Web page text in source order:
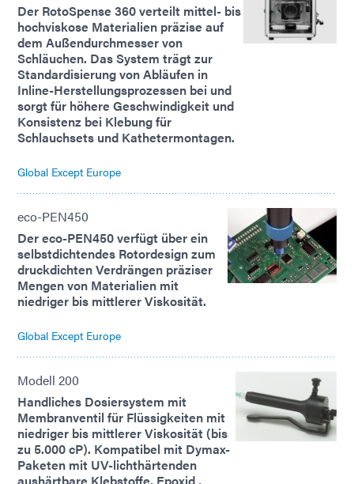
Der RotoSpense 360 ​​verteilt mittel- bis
hochviskose Materialien präzise auf
dem Außendurchmesser von
Schläuchen. Das System trägt zur
Standardisierung von Abläufen in
Inline-Herstellungsprozessen bei und
sorgt für höhere Geschwindigkeit und
Konsistenz bei Klebung für
Schlauchsets und Kathetermontagen.
Global Except Europe
eco-PEN450
Der eco-PEN450 verfügt über ein
selbstdichtendes Rotordesign zum
druckdichten Verdrängen präziser
Mengen von Materialien mit
niedriger bis mittlerer Viskosität.
Global Except Europe
Modell 200
Handliches Dosiersystem mit
Membranventil für Flüssigkeiten mit
niedriger bis mittlerer Viskosität (bis
zu 5.000 cP). Kompatibel mit Dymax-
Paketen mit UV-lichthärtenden